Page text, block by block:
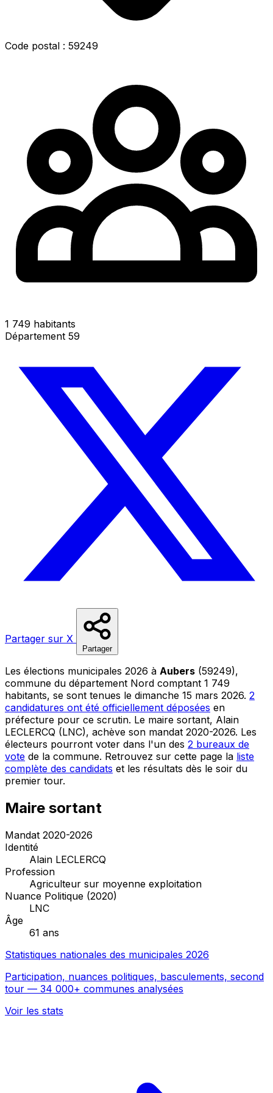
Code postal : 59249
1 749 habitants
Département 59
Partager sur X
Partager
Les élections municipales 2026 à Aubers (59249),
commune du département Nord comptant 1 749
habitants, se sont tenues le dimanche 15 mars 2026. 2
candidatures ont été officiellement déposées en
préfecture pour ce scrutin. Le maire sortant, Alain
LECLERCQ (LNC), achève son mandat 2020-2026. Les
électeurs pourront voter dans l'un des 2 bureaux de
vote de la commune. Retrouvez sur cette page la liste
complète des candidats et les résultats dès le soir du
premier tour.
Maire sortant
Mandat 2020-2026
Identité
Alain LECLERCQ
Profession
Agriculteur sur moyenne exploitation
Nuance Politique (2020)
LNC
Âge
61 ans
Statistiques nationales des municipales 2026
Participation, nuances politiques, basculements, second
tour — 34 000+ communes analysées
Voir les stats